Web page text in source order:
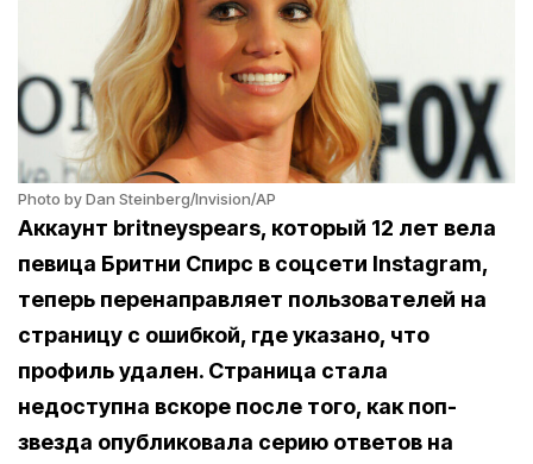
Photo by Dan Steinberg/Invision/AP
Аккаунт britneyspears, который 12 лет вела
певица Бритни Спирс в соцсети Instagram,
теперь перенаправляет пользователей на
страницу с ошибкой, где указано, что
профиль удален. Страница стала
недоступна вскоре после того, как поп-
звезда опубликовала серию ответов на